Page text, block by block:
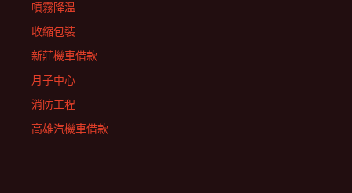
噴霧降溫
收縮包裝
新莊機車借款
月子中心
消防工程
高雄汽機車借款